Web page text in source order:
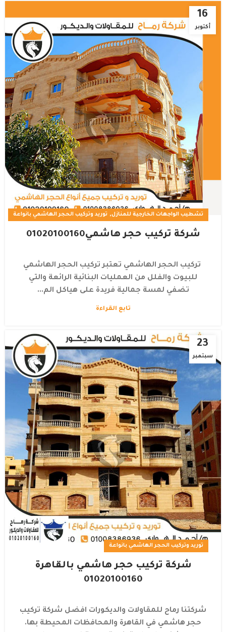
16
أكتوبر
تشطيب الواجهات الخارجية للمنازل, توريد وتركيب الحجر الهاشمي بانواعة
شركة تركيب حجر هاشمي01020100160
تركيب الحجر الهاشمي تعتبر تركيب الحجر الهاشمي
للبيوت والفلل من العمليات البنائية الرائعة والتي
تضفي لمسة جمالية فريدة على هياكل الم...
تابع القراءة
23
سبتمبر
توريد وتركيب الحجر الهاشمي بانواعة
شركة تركيب حجر هاشمي بالقاهرة
01020100160
شركتنا رماح للمقاولات والديكورات افضل شركة تركيب
حجر هاشمي في القاهرة والمحافظات المحيطة بها.